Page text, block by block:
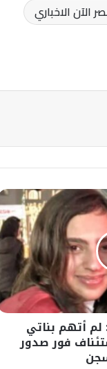
الآن الاخباري
أتهم بناتي
فور صدور